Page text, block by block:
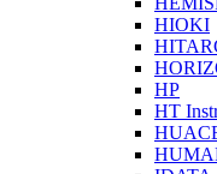
HIOKI
HP
HT